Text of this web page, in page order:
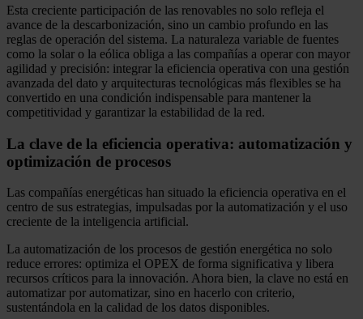
Esta creciente participación de las renovables no solo refleja el
avance de la descarbonización, sino un cambio profundo en las
reglas de operación del sistema. La naturaleza variable de fuentes
como la solar o la eólica obliga a las compañías a operar con mayor
agilidad y precisión: integrar la eficiencia operativa con una gestión
avanzada del dato y arquitecturas tecnológicas más flexibles se ha
convertido en una condición indispensable para mantener la
competitividad y garantizar la estabilidad de la red.
La clave de la eficiencia operativa: automatización y
optimización de procesos
Las compañías energéticas han situado la eficiencia operativa en el
centro de sus estrategias, impulsadas por la automatización y el uso
creciente de la inteligencia artificial.
La automatización de los procesos de gestión energética no solo
reduce errores: optimiza el OPEX de forma significativa y libera
recursos críticos para la innovación. Ahora bien, la clave no está en
automatizar por automatizar, sino en hacerlo con criterio,
sustentándola en la calidad de los datos disponibles.